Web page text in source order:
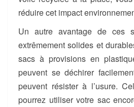
réduire cet impact
Un autre avantage de ces
extrêmement solides et
sacs à provisions en
peuvent se déchirer
peuvent résister à l’usure.
pourrez utiliser votre sac